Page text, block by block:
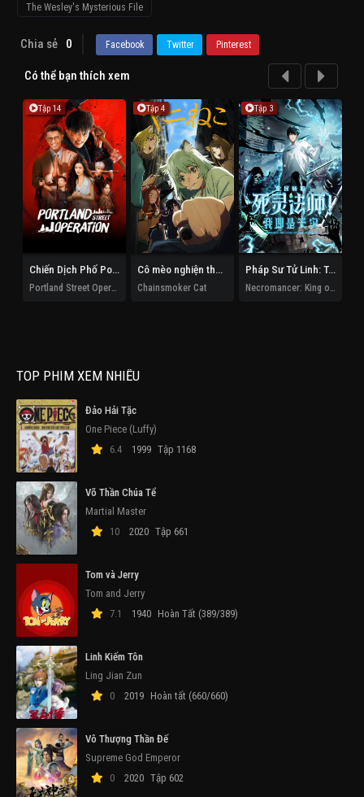
The Wesley's Mysterious File
Chia sẻ 0 Facebook Twitter Pinterest
Có thể bạn thích xem
Tập 14
Chiến Dịch Phố Portland
Tập 4
Cô mèo nghiện thuốc lá
Chainsmoker Cat
Tập 3
Pháp Sư Tử Linh: Ta Chính Là Thiên Tai
TOP PHIM XEM NHIỀU
Đảo Hải Tặc
One Piece (Luffy)
6.4
1999 Tập 1168
Võ Thần Chúa Tể
Martial Master
10
2020 Tập 661
Tom và Jerry
Tom and Jerry
7.1
1940 Hoàn Tất (389/389)
Linh Kiếm Tôn
Ling Jian Zun
0
2019 Hoàn tất (660/660)
Vô Thượng Thần Đế
Supreme God Emperor
0
2020 Tập 602